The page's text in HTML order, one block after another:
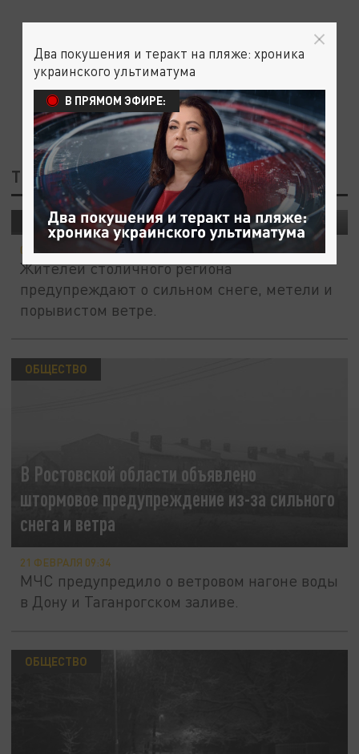
ТЕГ: СИЛЬНЫЙ СНЕГ
Сильный снегопад надвигается на Москву
ОБЩЕСТВО
02 ДЕКАБРЯ 17:11
Жителей столичного региона
предупреждают о сильном снеге, метели и
порывистом ветре.
В Ростовской области объявлено
штормовое предупреждение из-за сильного
снега и ветра
ОБЩЕСТВО
21 ФЕВРАЛЯ 09:34
МЧС предупредило о ветровом нагоне воды
в Дону и Таганрогском заливе.
ОБЩЕСТВО
Два покушения и теракт на пляже: хроника
украинского ультиматума
В ПРЯМОМ ЭФИРЕ: